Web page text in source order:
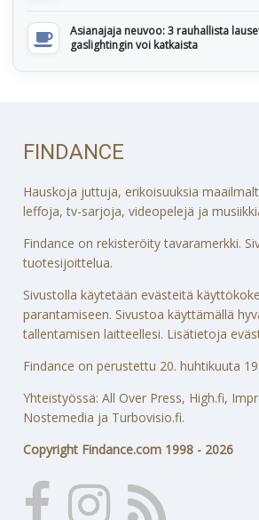
Asianajaja neuvoo: 3 rauhallista
gaslightingin voi katkaista
FINDANCE
Hauskoja juttuja, erikoisuuksia
leffoja, tv-sarjoja, videopelejä ja
Findance on rekisteröity tavaramerkki.
tuotesijoittelua.
Sivustolla käytetään evästeitä
parantamiseen. Sivustoa käyttämällä
tallentamisen laitteellesi. Lisätietoja
Findance on perustettu 20. huhtikuuta
Yhteistyössä: All Over Press, High.fi,
Nostemedia ja Turbovisio.fi.
Copyright Findance.com 1998 - 2026